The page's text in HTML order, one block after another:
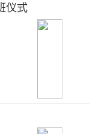
仪式